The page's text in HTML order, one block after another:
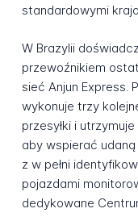
standardowymi
W Brazylii
przewoźnikiem
sieć Anjun Express.
wykonuje trzy
przesyłki i
aby wspierać udaną
z w pełni
pojazdami
dedykowane